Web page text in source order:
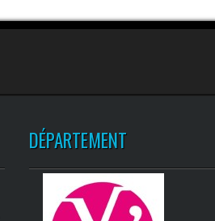
DÉPARTEMENT